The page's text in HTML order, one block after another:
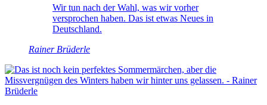
Wir tun nach der Wahl, was wir vorher
versprochen haben. Das ist etwas Neues in
Deutschland.
Rainer Brüderle